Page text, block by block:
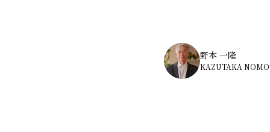
野本 一隆
KAZUTAKA